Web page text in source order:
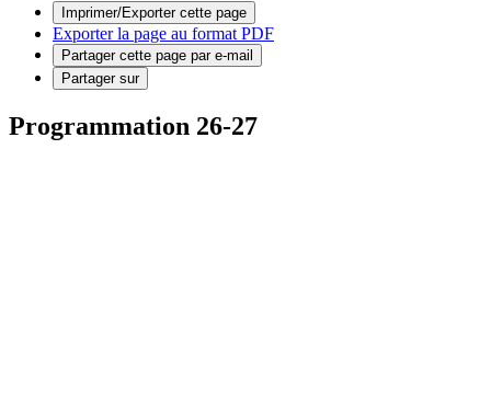
Imprimer/Exporter cette page
Exporter la page au format PDF
Partager cette page par e-mail
Partager sur
Programmation 26-27